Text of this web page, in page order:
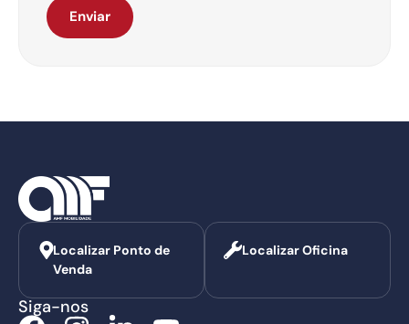
Enviar
Localizar Ponto de
Venda
Localizar Oficina
Siga-nos